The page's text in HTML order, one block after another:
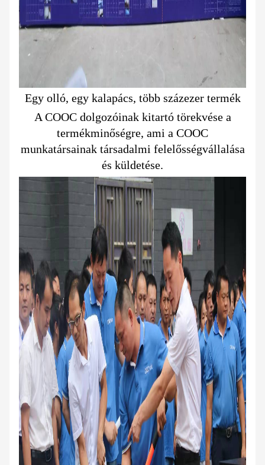
Egy olló, egy kalapács, több százezer termék
A COOC dolgozóinak kitartó törekvése a
termékminőségre, ami a COOC
munkatársainak társadalmi felelősségvállalása
és küldetése.